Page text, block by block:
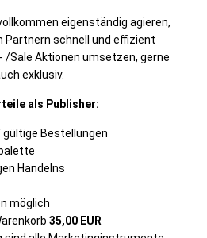
eigenständig agieren,
Partnern schnell und effizient
/Sale Aktionen umsetzen, gerne
exklusiv.
als Publisher:
gültige Bestellungen
Handelns
möglich
35,00 EUR